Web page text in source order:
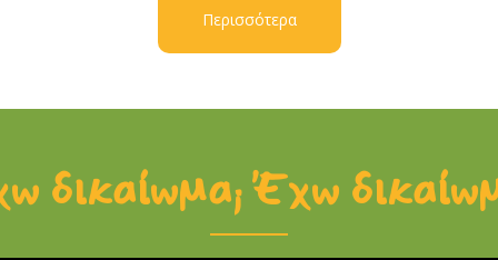
Περισσότερα
δικαίωμα; Έχω